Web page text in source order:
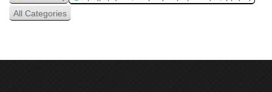
All Categories